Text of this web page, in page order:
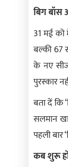
बिग बॉस
31 मई को
बल्की 67
के नए
पुरस्कार
बता दें कि
सलमान
पहली बार
कब शुरू हो